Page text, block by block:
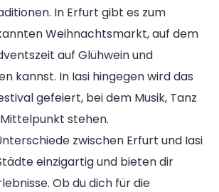
In Erfurt gibt es zum
Weihnachtsmarkt, auf dem
auf Glühwein und
kannst. In Iasi hingegen wird das
gefeiert, bei dem Musik, Tanz
stehen.
zwischen Erfurt und Iasi
einzigartig und bieten dir
Ob du dich für die